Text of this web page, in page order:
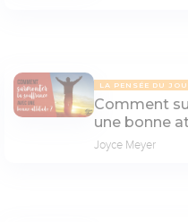
LA PENSÉE DU
Comment
une bonne
Joyce Meyer